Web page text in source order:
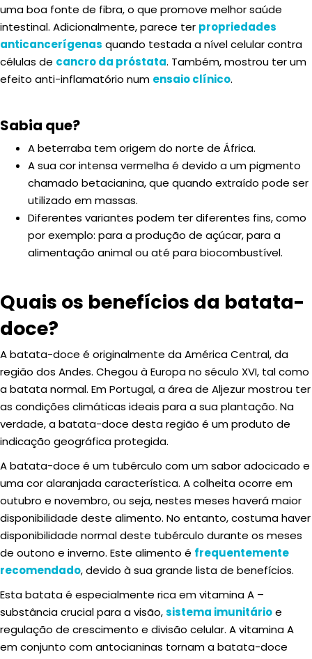
uma boa fonte de fibra, o que promove melhor saúde
intestinal. Adicionalmente, parece ter propriedades
anticancerígenas quando testada a nível celular contra
células de cancro da próstata. Também, mostrou ter um
efeito anti-inflamatório num ensaio clínico.
Sabia que?
A beterraba tem origem do norte de África.
A sua cor intensa vermelha é devido a um pigmento
chamado betacianina, que quando extraído pode ser
utilizado em massas.
Diferentes variantes podem ter diferentes fins, como
por exemplo: para a produção de açúcar, para a
alimentação animal ou até para biocombustível.
Quais os benefícios da batata-
doce?
A batata-doce é originalmente da América Central, da
região dos Andes. Chegou à Europa no século XVI, tal como
a batata normal. Em Portugal, a área de Aljezur mostrou ter
as condições climáticas ideais para a sua plantação. Na
verdade, a batata-doce desta região é um produto de
indicação geográfica protegida.
A batata-doce é um tubérculo com um sabor adocicado e
uma cor alaranjada característica. A colheita ocorre em
outubro e novembro, ou seja, nestes meses haverá maior
disponibilidade deste alimento. No entanto, costuma haver
disponibilidade normal deste tubérculo durante os meses
de outono e inverno. Este alimento é frequentemente
recomendado, devido à sua grande lista de benefícios.
Esta batata é especialmente rica em vitamina A –
substância crucial para a visão,sistema imunitárioe
regulação de crescimento e divisão celular. A vitamina A
em conjunto com antocianinas tornam a batata-doce